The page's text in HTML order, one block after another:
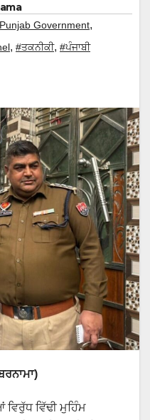
Government,
, #ਤਕਨੀਕੀ, #ਪੰਜਾਬੀ
ਵਿਰੁੱਧ ਵਿੱਢੀ ਮੁਹਿੰਮ